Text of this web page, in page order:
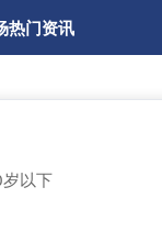
热门资讯
以下